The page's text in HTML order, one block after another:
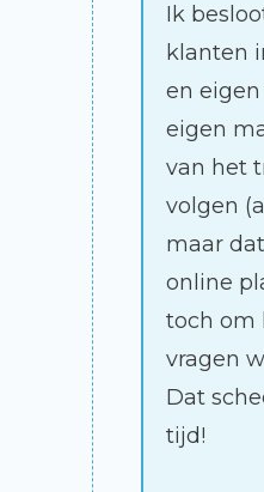
Ik
klanten
en
eigen
van het
volgen
maar
online
toch om
vragen
Dat
tijd!